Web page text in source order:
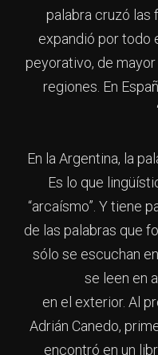
palabra cruzó las
expandió por todo
peyorativo, de
regiones. En
En la Argentina, la
Es lo que
“arcaísmo”. Y tiene
de las palabras que
sólo se escuchan
se leen en
en el exterior. Al
Adrián Canedo,
encontró en un